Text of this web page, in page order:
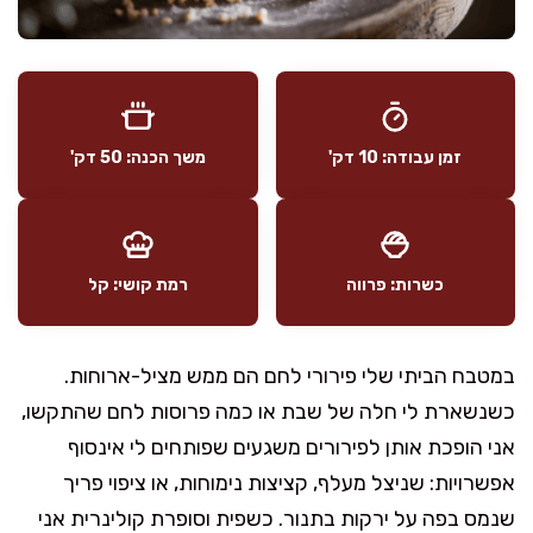
זמן עבודה: 10 דק' משך הכנה: 50 דק'
כשרות: פרווה רמת קושי: קל
במטבח הביתי שלי פירורי לחם הם ממש מציל-ארוחות.
כשנשארת לי חלה של שבת או כמה פרוסות לחם שהתקשו,
אני הופכת אותן לפירורים משגעים שפותחים לי אינסוף
אפשרויות: שניצל מעלף, קציצות נימוחות, או ציפוי פריך
שנמס בפה על ירקות בתנור. כשפית וסופרת קולינרית אני